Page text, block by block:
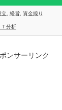
立 経営 資金繰り
Ｔ分析
ンサーリンク